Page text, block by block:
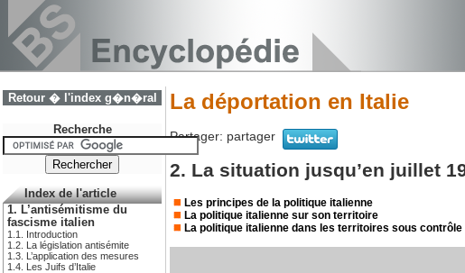
Retour � l'index g�n�ral
Recherche
Index de l'article
1. L’antisémitisme du
fascisme italien
1.1. Introduction
1.2. La législation antisémite
1.3. L’application des mesures
1.4. Les Juifs d’Italie
La déportation en Italie
Partager: partager
2. La situation jusqu’en juillet
Les principes de la politique italienne
La politique italienne sur son territoire
La politique italienne dans les territoires sous contrôle